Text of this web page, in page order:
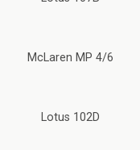
McLaren MP 4/6
Lotus 102D